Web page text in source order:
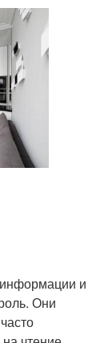
и
Они